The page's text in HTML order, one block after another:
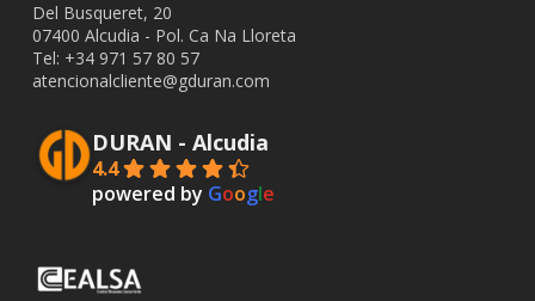
Del Busqueret, 20
07400 Alcudia - Pol. Ca Na Lloreta
Tel: +34 971 57 80 57
atencionalcliente@gduran.com
DURAN - Alcudia
4.4
powered by Google